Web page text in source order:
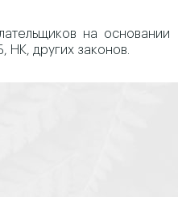
на основании
НК, других законов.